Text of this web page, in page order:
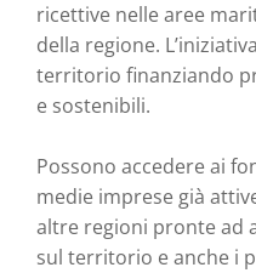
ricettive nelle aree
della regione.
territorio finanziando
e sostenibili.
Possono accedere ai
medie imprese già
altre regioni pronte ad
sul territorio e anche i